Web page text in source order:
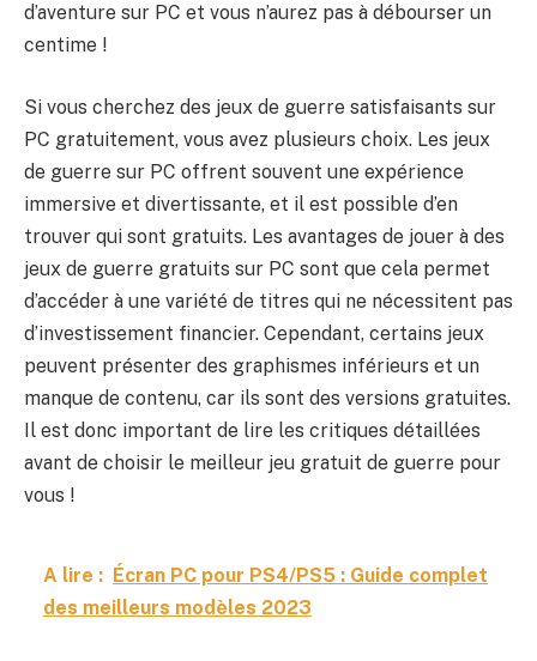
d’aventure sur PC et vous n’aurez pas à débourser un
centime !
Si vous cherchez des jeux de guerre satisfaisants sur
PC gratuitement, vous avez plusieurs choix. Les jeux
de guerre sur PC offrent souvent une expérience
immersive et divertissante, et il est possible d’en
trouver qui sont gratuits. Les avantages de jouer à des
jeux de guerre gratuits sur PC sont que cela permet
d’accéder à une variété de titres qui ne nécessitent pas
d’investissement financier. Cependant, certains jeux
peuvent présenter des graphismes inférieurs et un
manque de contenu, car ils sont des versions gratuites.
Il est donc important de lire les critiques détaillées
avant de choisir le meilleur jeu gratuit de guerre pour
vous !
A lire : Écran PC pour PS4/PS5 : Guide complet
des meilleurs modèles 2023